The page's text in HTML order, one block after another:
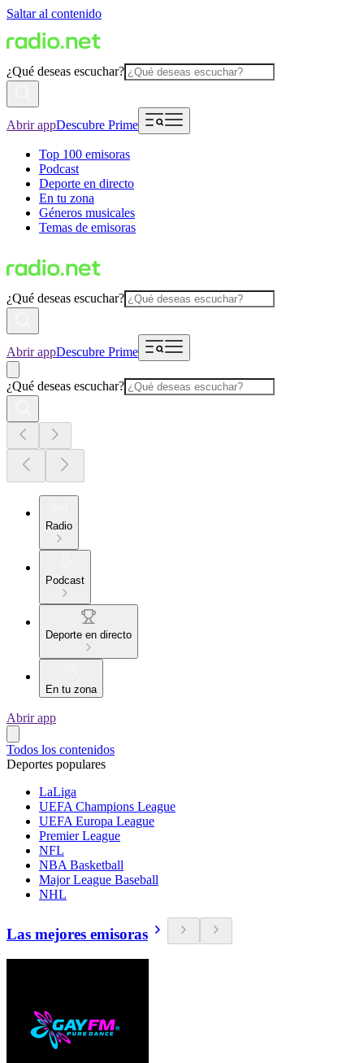
Saltar al contenido
¿Qué deseas escuchar?
Abrir appDescubre Prime
Top 100 emisoras
Podcast
Deporte en directo
En tu zona
Géneros musicales
Temas de emisoras
¿Qué deseas escuchar?
Abrir appDescubre Prime
¿Qué deseas escuchar?
Radio
Podcast
Deporte en directo
En tu zona
Abrir app
Todos los contenidos
Deportes populares
LaLiga
UEFA Champions League
UEFA Europa League
Premier League
NFL
NBA Basketball
Major League Baseball
NHL
Las mejores emisoras